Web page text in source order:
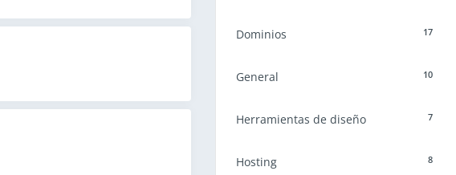
17
Dominios
10
General
7
Herramientas de diseño
8
Hosting